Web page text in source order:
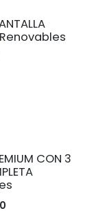
Renovables
CON 3